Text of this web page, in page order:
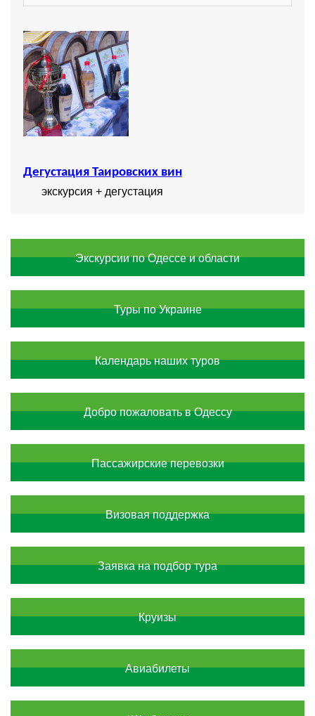
Дегустация Таировских вин
экскурсия + дегустация
Экскурсии по Одессе и области
Туры по Украине
Календарь наших туров
Добро пожаловать в Одессу
Пассажирские перевозки
Визовая поддержка
Заявка на подбор тура
Круизы
Авиабилеты